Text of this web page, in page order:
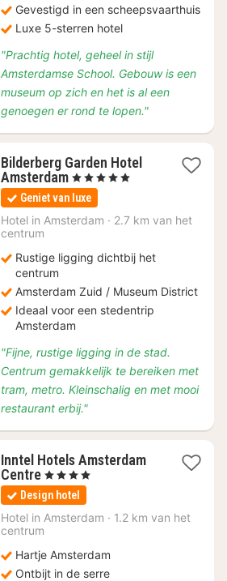
Gevestigd in een scheepsvaarthuis
Luxe 5-sterren hotel
"Prachtig hotel, geheel in stijl
Amsterdamse School. Gebouw is een
museum op zich en het is al een
genoegen er rond te lopen."
Bilderberg Garden Hotel
Amsterdam1
nacht
vanaf
€
, 5 Sterren
Geniet van luxe
Hotel in Amsterdam · 2.7 km van het
centrum
Rustige ligging dichtbij het
centrum
Amsterdam Zuid / Museum District
Ideaal voor een stedentrip
Amsterdam
"Fijne, rustige ligging in de stad.
Centrum gemakkelijk te bereiken met
tram, metro. Kleinschalig en met mooi
restaurant erbij."
Inntel Hotels Amsterdam
Centre1
nacht
vanaf
€
187,88
, 4 Sterren
Design hotel
Hotel in Amsterdam · 1.2 km van het
centrum
Hartje Amsterdam
Ontbijt in de serre